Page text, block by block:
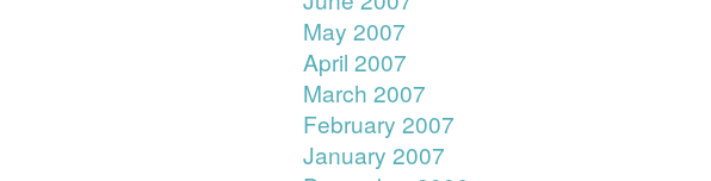
May 2007
April 2007
March 2007
February 2007
January 2007